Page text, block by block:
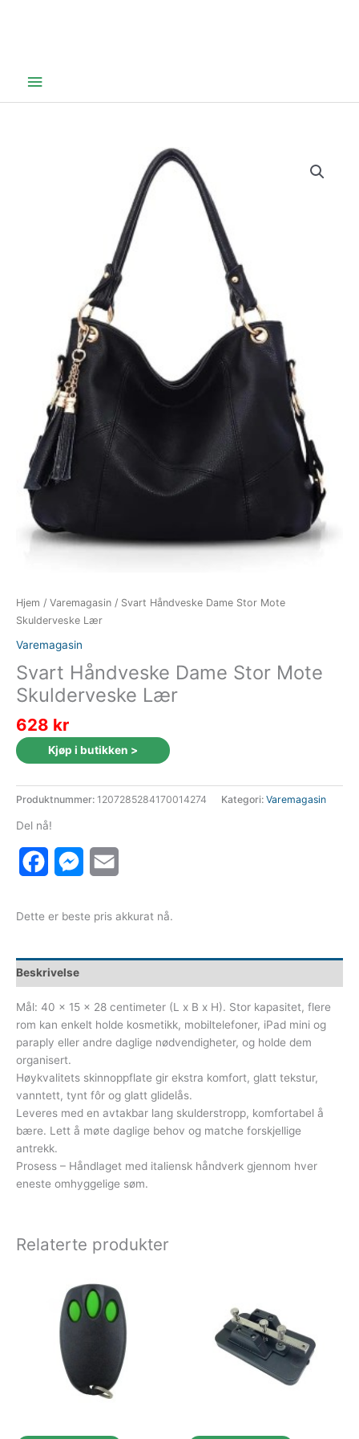
Hovedmeny
Hjem / Varemagasin / Svart Håndveske Dame Stor Mote
Skulderveske Lær
Varemagasin
Svart Håndveske Dame Stor Mote
Skulderveske Lær
628 kr
Kjøp i butikken >
Produktnummer: 1207285284170014274 Kategori: Varemagasin
Del nå!
FacebookMessenger
Dette er beste pris akkurat nå.
Beskrivelse
Mål: 40 x 15 x 28 centimeter (L x B x H). Stor kapasitet, flere
rom kan enkelt holde kosmetikk, mobiltelefoner, iPad mini og
paraply eller andre daglige nødvendigheter, og holde dem
organisert.
Høykvalitets skinnoppflate gir ekstra komfort, glatt tekstur,
vanntett, tynt fôr og glatt glidelås.
Leveres med en avtakbar lang skulderstropp, komfortabel å
bære. Lett å møte daglige behov og matche forskjellige
antrekk.
Prosess – Håndlaget med italiensk håndverk gjennom hver
eneste omhyggelige søm.
Relaterte produkter